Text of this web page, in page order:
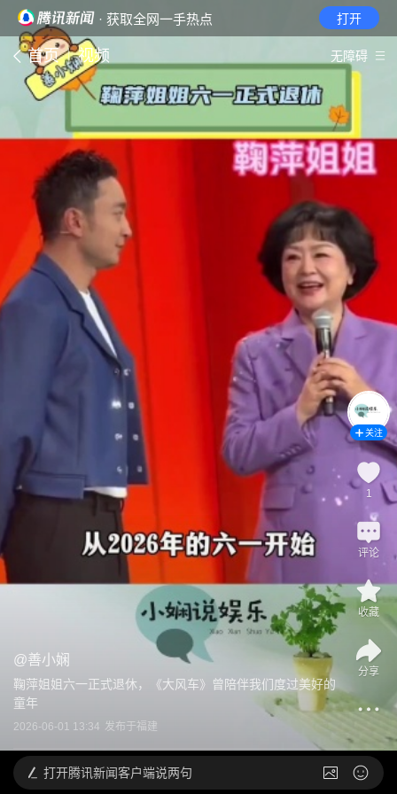
· 获取全网一手热点 打开
首页 视频 无障碍
@善小娴
鞠萍姐姐六一正式退休，《大风车》曾陪伴我们度过美好的
童年
2026-06-01 13:34 发布于福建
关注
1
评论
收藏
分享
打开腾讯新闻客户端说两句